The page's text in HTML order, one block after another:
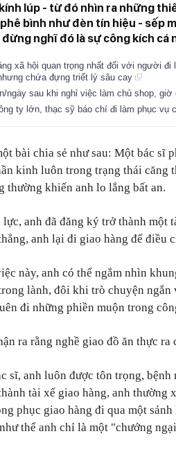
lúp - từ đó nhìn ra những
bình như đèn tín hiệu - sếp
nghĩ đó là sự công kích cá
xã hội quan trọng nhất đối với người đi
chứa đựng triết lý sâu cay
ngày sau khi nghỉ việc làm chủ shop, giờ
ty lớn, thạc sỹ báo chí đi làm phục vụ
bài chia sẻ như sau: Một bác sĩ
kinh luôn trong trạng thái căng
thường khiến anh lo lắng bất an.
anh đã đăng ký trở thành một
anh lại đi giao hàng để điều
này, anh có thể ngắm nhìn
lành, đôi khi trò chuyện ngắn
đi những phiền muộn trong
ra rằng nghề giao đồ ăn thực ra
sĩ, anh luôn được tôn trọng,
tài xế giao hàng, anh thường
phục giao hàng đi qua một
thể anh chỉ là một "chướng